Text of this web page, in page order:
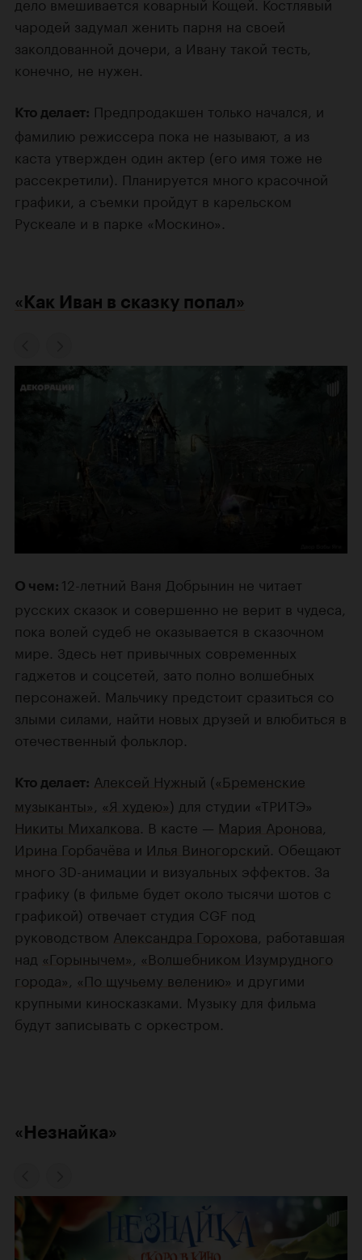
чародей задумал женить парня на своей
заколдованной дочери, а Ивану такой тесть,
конечно, не нужен.
Кто делает: Предпродакшен только начался, и
фамилию режиссера пока не называют, а из
каста утвержден один актер (его имя тоже не
рассекретили). Планируется много красочной
графики, а съемки пройдут в карельском
Рускеале и в парке «Москино».
«Как Иван в сказку попал»
О чем: 12-летний Ваня Добрынин не читает
русских сказок и совершенно не верит в чудеса,
пока волей судеб не оказывается в сказочном
мире. Здесь нет привычных современных
гаджетов и соцсетей, зато полно волшебных
персонажей. Мальчику предстоит сразиться со
злыми силами, найти новых друзей и влюбиться в
отечественный фольклор.
Кто делает: Алексей Нужный («Бременские
музыканты», «Я худею») для студии «ТРИТЭ»
Никиты Михалкова. В касте — Мария Аронова,
Ирина Горбачёва и Илья Виногорский. Обещают
много 3D-анимации и визуальных эффектов. За
графику (в фильме будет около тысячи шотов с
графикой) отвечает студия CGF под
руководством Александра Горохова, работавшая
над «Горынычем», «Волшебником Изумрудного
города», «По щучьему велению» и другими
крупными киносказками. Музыку для фильма
будут записывать с оркестром.
«Незнайка»